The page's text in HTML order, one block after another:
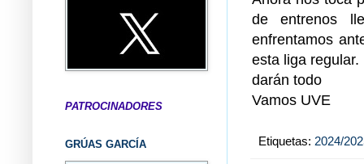
de entrenos
enfrentamos
esta liga
darán todo
Vamos UVE
Etiquetas: 2024/
PATROCINADORES
GRÚAS GARCÍA